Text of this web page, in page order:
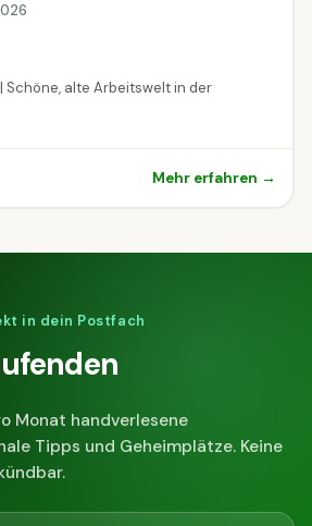
alte Arbeitswelt in der
Mehr erfahren →
in dein Postfach
Monat handverlesene
Tipps und Geheimplätze. Keine